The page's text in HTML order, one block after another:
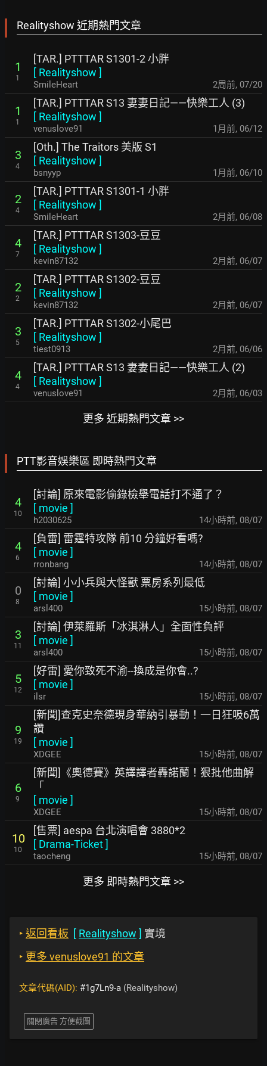
Realityshow 近期熱門文章
1
1
[TAR.] PTTTAR S1301-2 小胖
[ Realityshow ]
SmileHeart 2周前, 07/20
1
1
[TAR.] PTTTAR S13 妻妻日記——快樂工人 (3)
[ Realityshow ]
venuslove91 1月前, 06/12
3
4
[Oth.] The Traitors 美版 S1
[ Realityshow ]
bsnyyp 1月前, 06/10
2
4
[TAR.] PTTTAR S1301-1 小胖
[ Realityshow ]
SmileHeart 2月前, 06/08
4
7
[TAR.] PTTTAR S1303-豆豆
[ Realityshow ]
kevin87132 2月前, 06/07
2
2
[TAR.] PTTTAR S1302-豆豆
[ Realityshow ]
kevin87132 2月前, 06/07
3
5
[TAR.] PTTTAR S1302-小尾巴
[ Realityshow ]
tiest0913 2月前, 06/06
4
4
[TAR.] PTTTAR S13 妻妻日記——快樂工人 (2)
[ Realityshow ]
venuslove91 2月前, 06/03
更多 近期熱門文章 >>
PTT影音娛樂區 即時熱門文章
4
10
[討論] 原來電影偷錄檢舉電話打不通了？
[ movie ]
h2030625 14小時前, 08/07
4
6
[負雷] 雷霆特攻隊 前10 分鐘好看嗎?
[ movie ]
rronbang 14小時前, 08/07
0
8
[討論] 小小兵與大怪獸 票房系列最低
[ movie ]
arsl400 15小時前, 08/07
3
11
[討論] 伊萊羅斯「冰淇淋人」全面性負評
[ movie ]
arsl400 15小時前, 08/07
5
12
[好雷] 愛你致死不渝--換成是你會..?
[ movie ]
ilsr 15小時前, 08/07
9
19
[新聞]查克史奈德現身華納引暴動！一日狂吸6萬
讚
[ movie ]
XDGEE 15小時前, 08/07
6
9
[新聞]《奧德賽》英譯譯者轟諾蘭！狠批他曲解
「
[ movie ]
XDGEE 15小時前, 08/07
10
10
[售票] aespa 台北演唱會 3880*2
[ Drama-Ticket]
taocheng 15小時前, 08/07
更多 即時熱門文章 >>
‣ 返回看板 [ Realityshow ] 實境
‣ 更多 venuslove91 的文章
文章代碼(AID): #1g7Ln9-a (Realityshow)
關閉廣告 方便截圖